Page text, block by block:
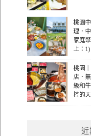
桃園
理．
家庭
上：1)
桃園
店．
級和
控的
近